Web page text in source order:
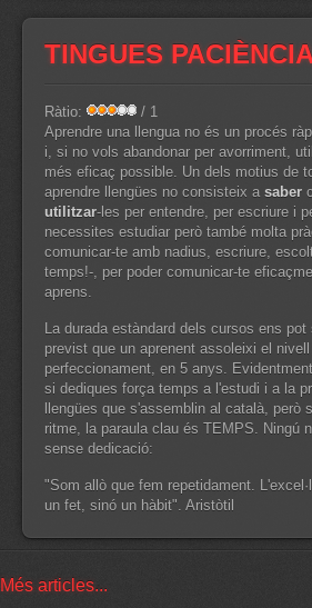
TINGUES
Ràtio:
/ 1
Aprendre una llengua no és un procés
i, si no vols abandonar per avorriment,
més eficaç possible. Un dels motius de
aprendre llengües no consisteix a saber
utilitzar-les per entendre, per escriure i
necessites estudiar però també molta
comunicar-te amb nadius, escriure,
temps!-, per poder comunicar-te
aprens.
La durada estàndard dels cursos ens
previst que un aprenent assoleixi el
perfeccionament, en 5 anys.
si dediques força temps a l'estudi i a la
llengües que s'assemblin al català, però
ritme, la paraula clau és TEMPS. Ningú
sense dedicació:
"Som allò que fem repetidament.
un fet, sinó un hàbit". Aristòtil
Més articles...